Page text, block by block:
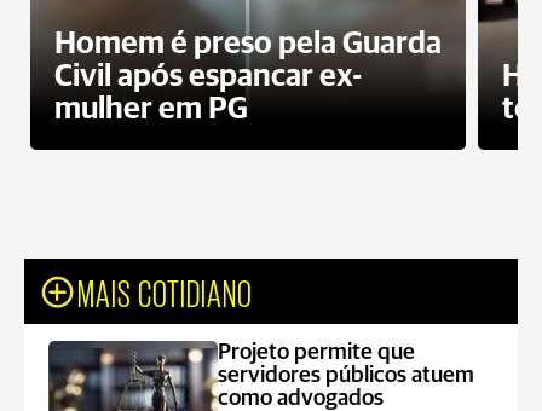
Homem é preso pela Guarda
Civil após espancar ex-
mulher em PG
MAIS COTIDIANO
Projeto permite que
servidores públicos atuem
como advogados